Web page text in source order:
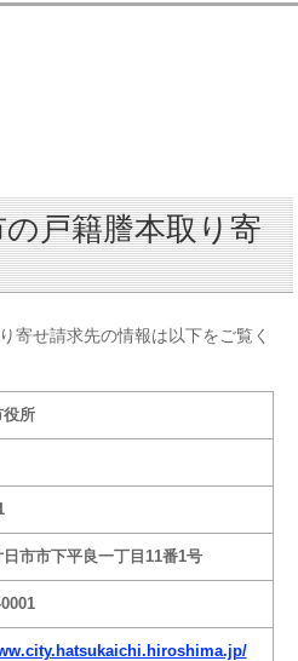
戸籍謄本取り寄
寄せ請求先の情報は以下をご覧く
役所
日市市下平良一丁目11番1号